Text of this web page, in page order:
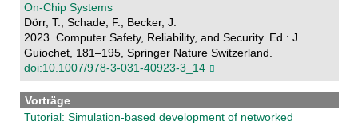
On-Chip Systems
Dörr, T.; Schade, F.; Becker, J.
2023. Computer Safety, Reliability, and Security. Ed.: J.
Guiochet, 181–195, Springer Nature Switzerland.
doi:10.1007/978-3-031-40923-3_14
Vorträge
Tutorial: Simulation-based development of networked